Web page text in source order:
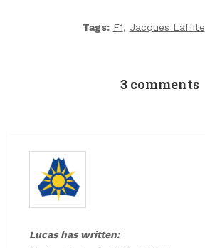
Tags: F1, Jacques Laffite
3 comments
Lucas has written: